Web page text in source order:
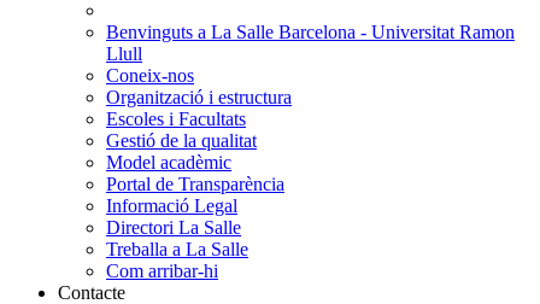
Benvinguts a La Salle Barcelona - Universitat Ramon
Llull
Coneix-nos
Organització i estructura
Escoles i Facultats
Gestió de la qualitat
Model acadèmic
Portal de Transparència
Informació Legal
Directori La Salle
Treballa a La Salle
Com arribar-hi
Contacte